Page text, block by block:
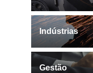
Indústrias
Gestão